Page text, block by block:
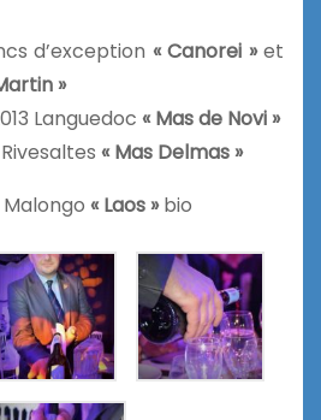
d’exception « Canorei »et
»
Languedoc « Mas de Novi »
« Mas Delmas »
« Laos »bio